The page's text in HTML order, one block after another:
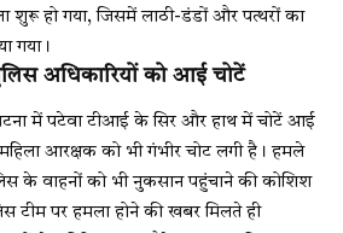
शुरू हो गया, जिसमें लाठी-डंडों और पत्थरों का
गया।
अधिकारियों को आई चोटें
में पटेवा टीआई के सिर और हाथ में चोटें आई
आरक्षक को भी गंभीर चोट लगी है। हमले
के वाहनों को भी नुकसान पहुंचाने की कोशिश
टीम पर हमला होने की खबर मिलते ही